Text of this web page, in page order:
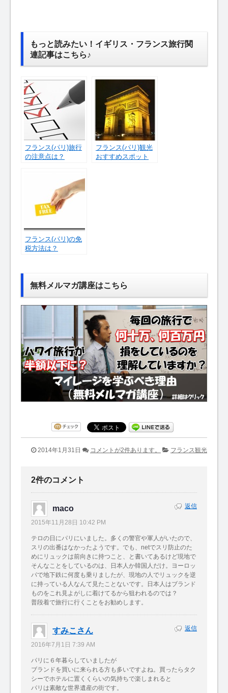
もっと読みたい！イギリス・フランス旅行関
連記事はこちら♪
フランス(パリ)旅行
の注意点は？
フランス(パリ)観光
おすすめスポット
フランス(パリ)の免
税方法は？
無料メルマガ講座はこちら
2014年1月31日 コメントが2件あります。 フランス観光
2件のコメント
maco
2015年11月28日 10:42 PM
テロの日にパリにいました。多くの警官や軍人がいたので、
スリの出番はなかったようです。でも、netでスリ防止のた
めにリュックは前向きに持つこと、と書いてあるけど現地で
そんなことをしているのは、日本人か韓国人だけ。ヨーロッ
パで地下鉄に何度も乗りましたが、現地の人でリュックを逆
に持っている人なんて見たことないです。日本人はブランド
ものをこれ見よがしに着けてるから狙われるのでは？
普段着で旅行に行くことをお勧めします。
返信
すみこさん
2016年7月1日 7:39 AM
パリに６年暮らしていましたが
ブランドを買いに来られる方も多いですよね。買ったらタク
シーでホテルに置くくらいの気持ちで楽しまれると
パリは素敵な世界遺産の街です。
返信